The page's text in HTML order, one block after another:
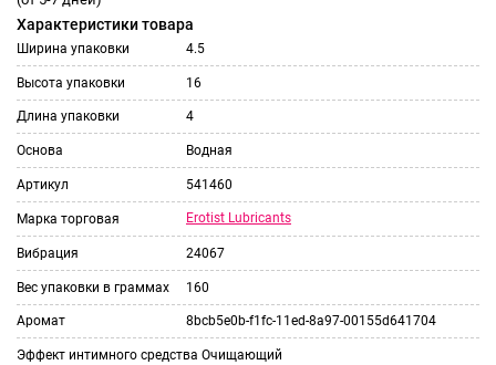
Характеристики товара
Ширина упаковки 4.5
Высота упаковки 16
Длина упаковки 4
Основа Водная
Артикул 541460
Марка торговая Erotist Lubricants
Вибрация 24067
Вес упаковки в граммах 160
Аромат 8bcb5e0b-f1fc-11ed-8a97-00155d641704
Эффект интимного средства Очищающий